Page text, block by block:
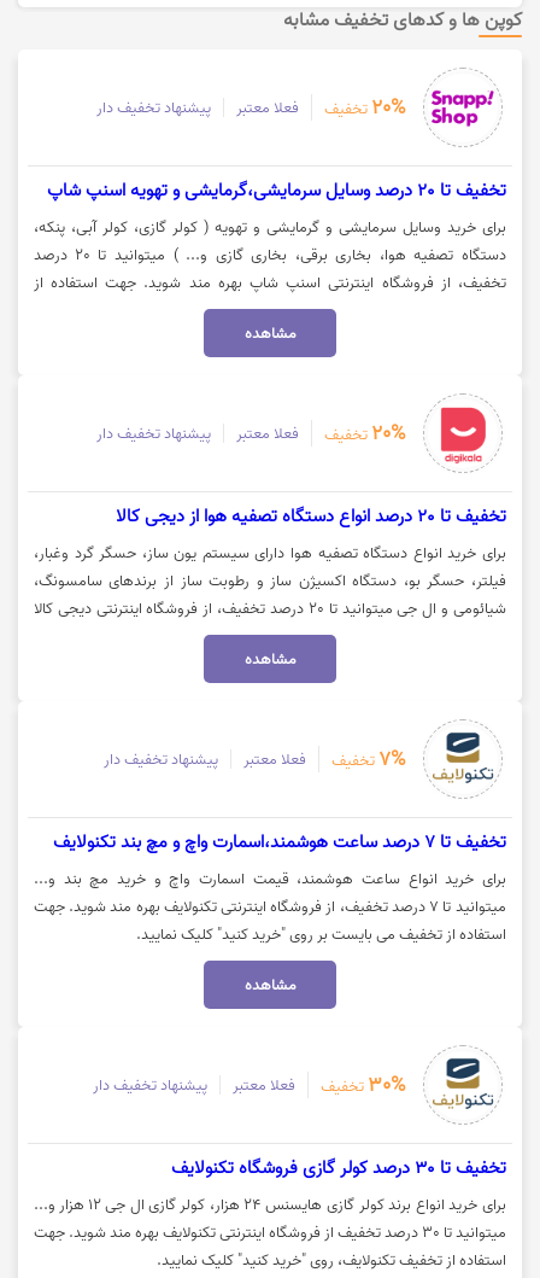
کوپن ها و کدهای تخفیف مشابه
20% تخفیف فعلا معتبر پیشنهاد تخفیف دار
تخفیف تا 20 درصد وسایل سرمایشی،گرمایشی و تهویه اسنپ شاپ
برای خرید وسایل سرمایشی و گرمایشی و تهویه ( کولر گازی، کولر آبی، پنکه،
دستگاه تصفیه هوا، بخاری برقی، بخاری گازی و... ) میتوانید تا 20 درصد
تخفیف، از فروشگاه اینترنتی اسنپ شاپ بهره مند شوید. جهت استفاده از
تخفیف و مشاهده کالا روی گزینه "خرید کنید" کلیک نمایید.
مشاهده
20% تخفیف فعلا معتبر پیشنهاد تخفیف دار
تخفیف تا 20 درصد انواع دستگاه تصفیه هوا از دیجی کالا
برای خرید انواع دستگاه تصفیه هوا دارای سیستم یون ساز، حسگر گرد وغبار،
فیلتر، حسگر بو، دستگاه اکسیژن ساز و رطوبت ساز از برندهای سامسونگ،
شیائومی و ال جی میتوانید تا 20 درصد تخفیف، از فروشگاه اینترنتی دیجی کالا
بهره مند شوید. جهت استفاده از تخفیف و مشاهده کالا روی گزینه "خرید کنید"
مشاهده
7% تخفیف فعلا معتبر پیشنهاد تخفیف دار
تخفیف تا 7 درصد ساعت هوشمند،اسمارت واچ و مچ بند تکنولایف
برای خرید انواع ساعت هوشمند، قیمت اسمارت واچ و خرید مچ بند و...
میتوانید تا 7 درصد تخفیف، از فروشگاه اینترنتی تکنولایف بهره مند شوید. جهت
استفاده از تخفیف می بایست بر روی "خرید کنید" کلیک نمایید.
مشاهده
30% تخفیف فعلا معتبر پیشنهاد تخفیف دار
تخفیف تا 30 درصد کولر گازی فروشگاه تکنولایف
برای خرید انواع برند کولر گازی هایسنس 24 هزار، کولر گازی ال جی 12 هزار و...
میتوانید تا 30 درصد تخفیف از فروشگاه اینترنتی تکنولایف بهره مند شوید. جهت
استفاده از تخفیف تکنولایف، روی "خرید کنید" کلیک نمایید.